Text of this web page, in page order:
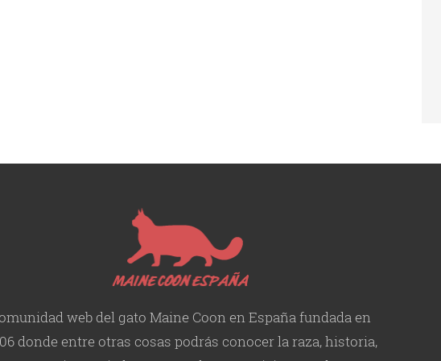
web del gato Maine Coon en España fundada en
donde entre otras cosas podrás conocer la raza, historia,